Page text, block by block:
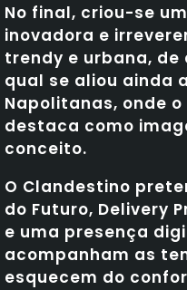
No final, criou-se
inovadora e
trendy e urbana,
qual se aliou ainda
Napolitanas, onde
destaca como
conceito.
O Clandestino
do Futuro, Delivery
e uma presença
acompanham as
esquecem do